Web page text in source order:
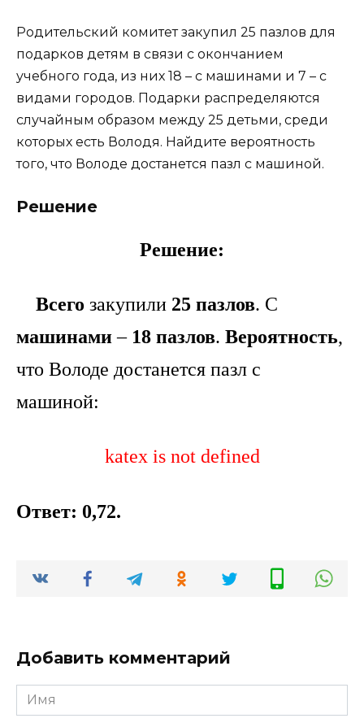
Родительский комитет закупил 25 пазлов для
подарков детям в связи с окончанием
учебного года, из них 18 – с машинами и 7 – с
видами городов. Подарки распределяются
случайным образом между 25 детьми, среди
которых есть Володя. Найдите вероятность
того, что Володе достанется пазл с машиной.
Решение
Решение:
Всего закупили 25 пазлов. С
машинами– 18 пазлов. Вероятность,
что Володе достанется пазл с
машиной:
katex is not defined
Ответ: 0,72.
Добавить комментарий
Имя
*